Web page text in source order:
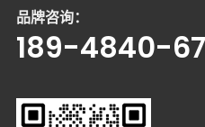
品牌咨询：
189-4840-